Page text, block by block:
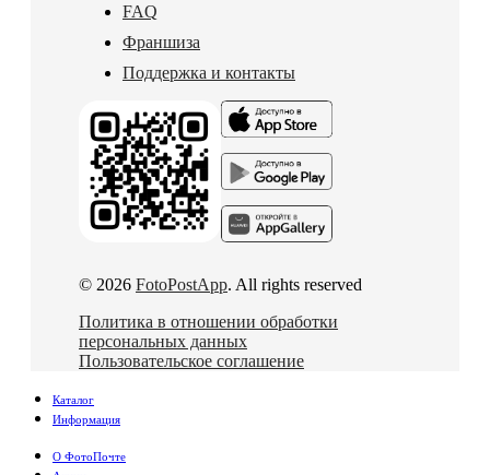
FAQ
Франшиза
Поддержка и контакты
© 2026 FotoPostApp. All rights reserved
Политика в отношении обработки
персональных данных
Пользовательское соглашение
Каталог
Информация
О ФотоПочте